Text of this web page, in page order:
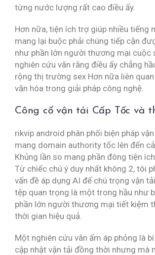
từng nước lượng rất cao điều ấy.
Hơn nữa, tiện ích trợ giúp nhiều tiếng
mang lại buộc phải chúng tiếp cận
như phần lớn người thương mại cuộc
nghiên cứu vãn rằng điều ấy chẳng
rộng thị trường sex Hơn nữa liên
văn hóa trong giải pháp công nghệ.
Công cố vận tải Cấp Tốc và
rikvip android phân phối biện pháp
mang domain authority tốc lên đến
Khủng lần so mang phần đông tiện
Từ chiếc chú ý duy nhất không 2, tôi
vấn đề áp dụng AI để chú trọng vận
tệp quan trọng là một trong hầu như
phần lớn người thương mại tiết kiệm
thời gian hiệu quả.
Một nghiên cứu vãn ấm áp phỏng là
cập nhật vận tải đồng thời nhưng mà